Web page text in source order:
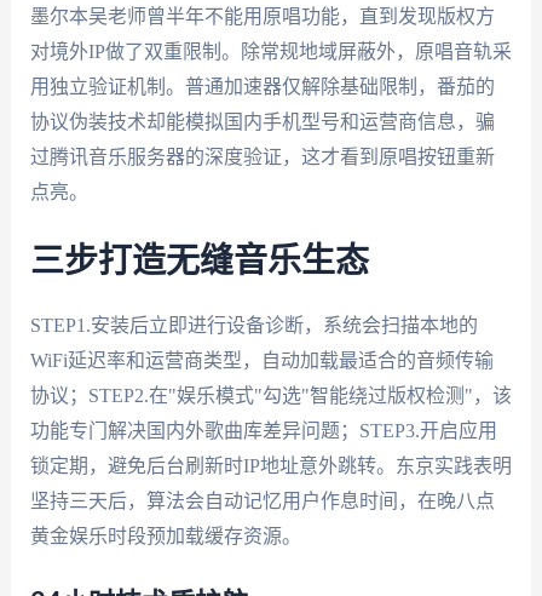
墨尔本吴老师曾半年不能用原唱功能，直到发现版权方
对境外IP做了双重限制。除常规地域屏蔽外，原唱音轨采
用独立验证机制。普通加速器仅解除基础限制，番茄的
协议伪装技术却能模拟国内手机型号和运营商信息，骗
过腾讯音乐服务器的深度验证，这才看到原唱按钮重新
点亮。
三步打造无缝音乐生态
STEP1.安装后立即进行设备诊断，系统会扫描本地的
WiFi延迟率和运营商类型，自动加载最适合的音频传输
协议；STEP2.在"娱乐模式"勾选"智能绕过版权检测"，该
功能专门解决国内外歌曲库差异问题；STEP3.开启应用
锁定期，避免后台刷新时IP地址意外跳转。东京实践表明
坚持三天后，算法会自动记忆用户作息时间，在晚八点
黄金娱乐时段预加载缓存资源。